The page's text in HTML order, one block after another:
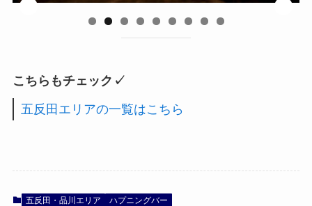
こちらもチェック✓
五反田エリアの一覧はこちら
五反田・品川エリア
ハプニングバー